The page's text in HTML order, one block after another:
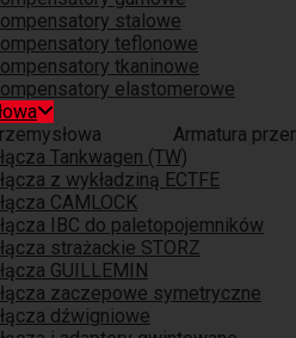
stalowe
teflonowe
tkaninowe
elastomerowe
Armatura
Tankwagen (TW)
z wykładziną ECTFE
CAMLOCK
IBC do paletopojemników
strażackie STORZ
GUILLEMIN
zaczepowe symetryczne
dźwigniowe